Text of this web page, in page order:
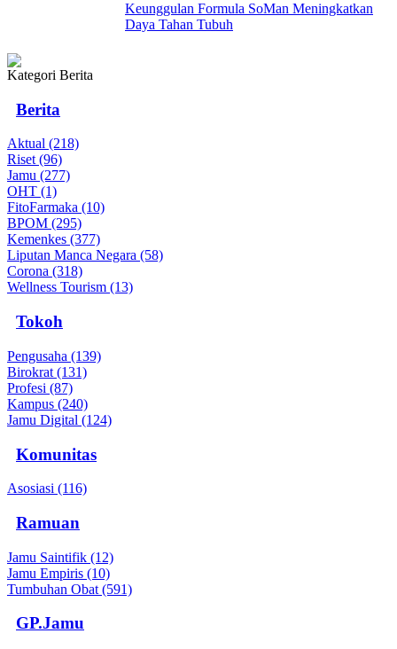
Keunggulan Formula SoMan Meningkatkan
Daya Tahan Tubuh
Kategori Berita
Berita
Aktual (218)
Riset (96)
Jamu (277)
OHT (1)
FitoFarmaka (10)
BPOM (295)
Kemenkes (377)
Liputan Manca Negara (58)
Corona (318)
Wellness Tourism (13)
Tokoh
Pengusaha (139)
Birokrat (131)
Profesi (87)
Kampus (240)
Jamu Digital (124)
Komunitas
Asosiasi (116)
Ramuan
Jamu Saintifik (12)
Jamu Empiris (10)
Tumbuhan Obat (591)
GP.Jamu